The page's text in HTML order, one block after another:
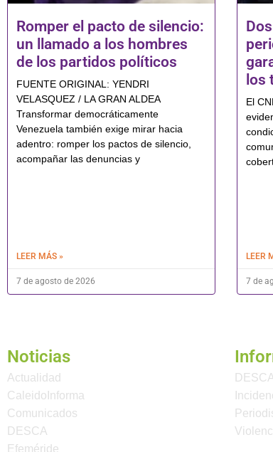
Romper el pacto de silencio:
un llamado a los hombres
de los partidos políticos
FUENTE ORIGINAL: YENDRI
VELASQUEZ / LA GRAN ALDEA
Transformar democráticamente
Venezuela también exige mirar hacia
adentro: romper los pactos de silencio,
acompañar las denuncias y
LEER MÁS »
7 de agosto de 2026
los
El
LEER
7 de
Noticias
Actualidad
CaleidoInforma
Comunicados
DESCA
Efeméride